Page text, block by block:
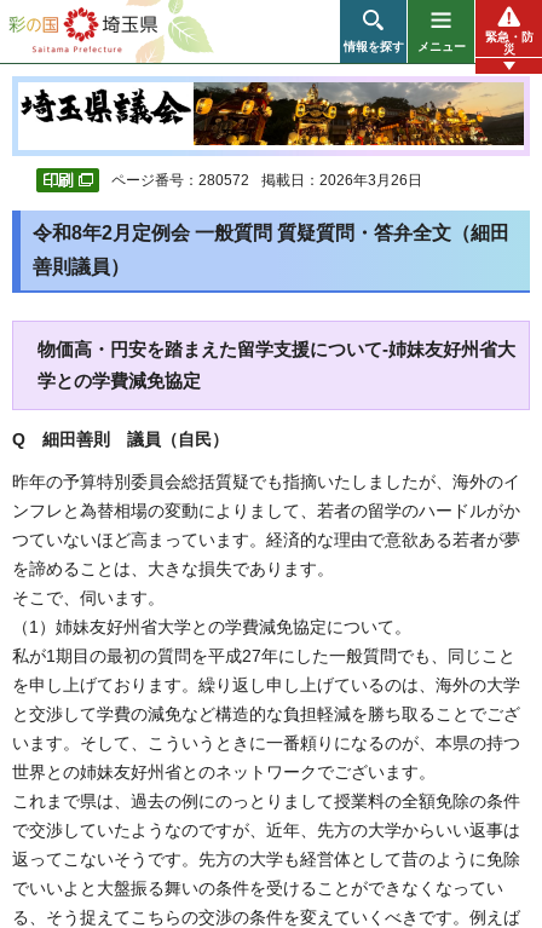
彩の国 埼玉県
情報を探す メニュー
緊急・防
災
ページ番号：280572 掲載日：2026年3月26日
令和8年2月定例会 一般質問 質疑質問・答弁全文（細田
善則議員）
物価高・円安を踏まえた留学支援について-姉妹友好州省大
学との学費減免協定
Q 細田善則 議員（自民）
昨年の予算特別委員会総括質疑でも指摘いたしましたが、海外のイ
ンフレと為替相場の変動によりまして、若者の留学のハードルがか
つていないほど高まっています。経済的な理由で意欲ある若者が夢
を諦めることは、大きな損失であります。
そこで、伺います。
（1）姉妹友好州省大学との学費減免協定について。
私が1期目の最初の質問を平成27年にした一般質問でも、同じこと
を申し上げております。繰り返し申し上げているのは、海外の大学
と交渉して学費の減免など構造的な負担軽減を勝ち取ることでござ
います。そして、こういうときに一番頼りになるのが、本県の持つ
世界との姉妹友好州省とのネットワークでございます。
これまで県は、過去の例にのっとりまして授業料の全額免除の条件
で交渉していたようなのですが、近年、先方の大学からいい返事は
返ってこないそうです。先方の大学も経営体として昔のように免除
でいいよと大盤振る舞いの条件を受けることができなくなってい
る、そう捉えてこちらの交渉の条件を変えていくべきです。例えば